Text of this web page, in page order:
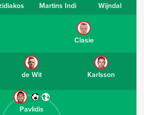
Martins Indi Wijndal
Clasie
de Wit Karlsson
Pavlidis